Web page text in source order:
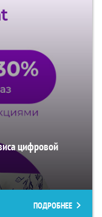
цифровой
ПОДРОБНЕЕ